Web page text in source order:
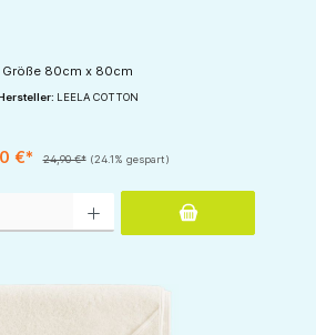
Größe 80cm x 80cm
LEELA COTTON
€* 24,90 €* (24.1% gespart)